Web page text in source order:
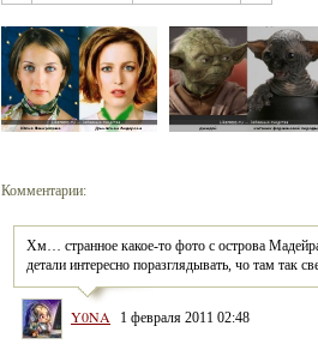
Комментарии:
Хм… странное какое-то фото с острова
детали интересно поразглядывать, чо там так
Y0NA 1 февраля 2011 02:48